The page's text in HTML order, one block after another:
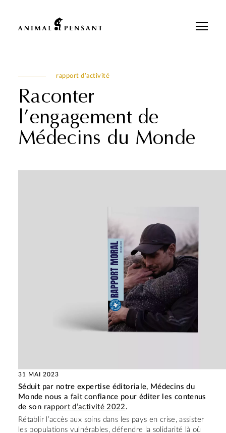
rapport d’activité
Raconter
l’engagement de
Médecins du Monde
31 MAI 2023
Séduit par notre expertise éditoriale, Médecins du
Monde nous a fait confiance pour éditer les contenus
de son rapport d’activité 2022.
Rétablir l’accès aux soins dans les pays en crise, assister
les populations vulnérables, défendre la solidarité là où